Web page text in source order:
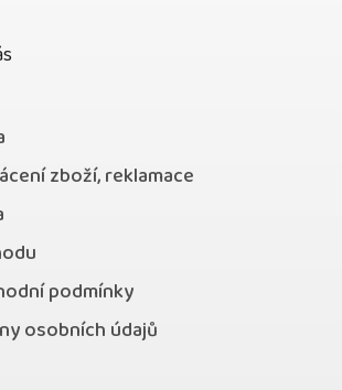
zboží, reklamace
podmínky
osobních údajů